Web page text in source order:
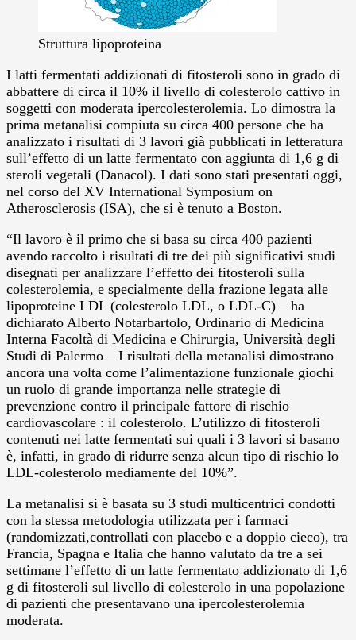
Struttura lipoproteina
I latti fermentati addizionati di fitosteroli sono in grado di
abbattere di circa il 10% il livello di colesterolo cattivo in
soggetti con moderata ipercolesterolemia. Lo dimostra la
prima metanalisi compiuta su circa 400 persone che ha
analizzato i risultati di 3 lavori già pubblicati in letteratura
sull’effetto di un latte fermentato con aggiunta di 1,6 g di
steroli vegetali (Danacol). I dati sono stati presentati oggi,
nel corso del XV International Symposium on
Atherosclerosis (ISA), che si è tenuto a Boston.
“Il lavoro è il primo che si basa su circa 400 pazienti
avendo raccolto i risultati di tre dei più significativi studi
disegnati per analizzare l’effetto dei fitosteroli sulla
colesterolemia, e specialmente della frazione legata alle
lipoproteine LDL (colesterolo LDL, o LDL-C) – ha
dichiarato Alberto Notarbartolo, Ordinario di Medicina
Interna Facoltà di Medicina e Chirurgia, Università degli
Studi di Palermo – I risultati della metanalisi dimostrano
ancora una volta come l’alimentazione funzionale giochi
un ruolo di grande importanza nelle strategie di
prevenzione contro il principale fattore di rischio
cardiovascolare : il colesterolo. L’utilizzo di fitosteroli
contenuti nei latte fermentati sui quali i 3 lavori si basano
è, infatti, in grado di ridurre senza alcun tipo di rischio lo
LDL-colesterolo mediamente del 10%”.
La metanalisi si è basata su 3 studi multicentrici condotti
con la stessa metodologia utilizzata per i farmaci
(randomizzati,controllati con placebo e a doppio cieco), tra
Francia, Spagna e Italia che hanno valutato da tre a sei
settimane l’effetto di un latte fermentato addizionato di 1,6
g di fitosteroli sul livello di colesterolo in una popolazione
di pazienti che presentavano una ipercolesterolemia
moderata.